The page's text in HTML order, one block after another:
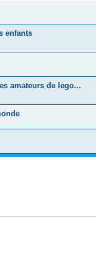
enfants
amateurs de lego...